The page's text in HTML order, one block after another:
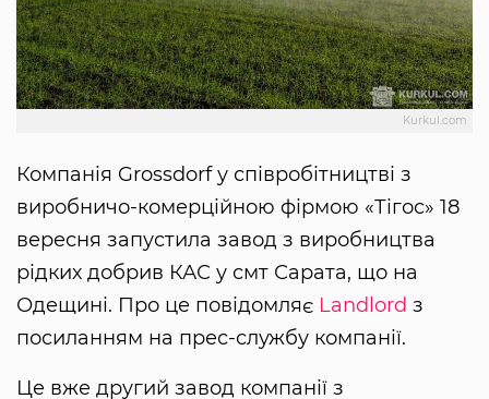
Kurkul.com
Компанія Grossdorf у співробітництві з
виробничо-комерційною фірмою «Тігос» 18
вересня запустила завод з виробництва
рідких добрив КАС у смт Сарата, що на
Одещині. Про це повідомляє Landlord з
посиланням на прес-службу компанії.
Це вже другий завод компанії з